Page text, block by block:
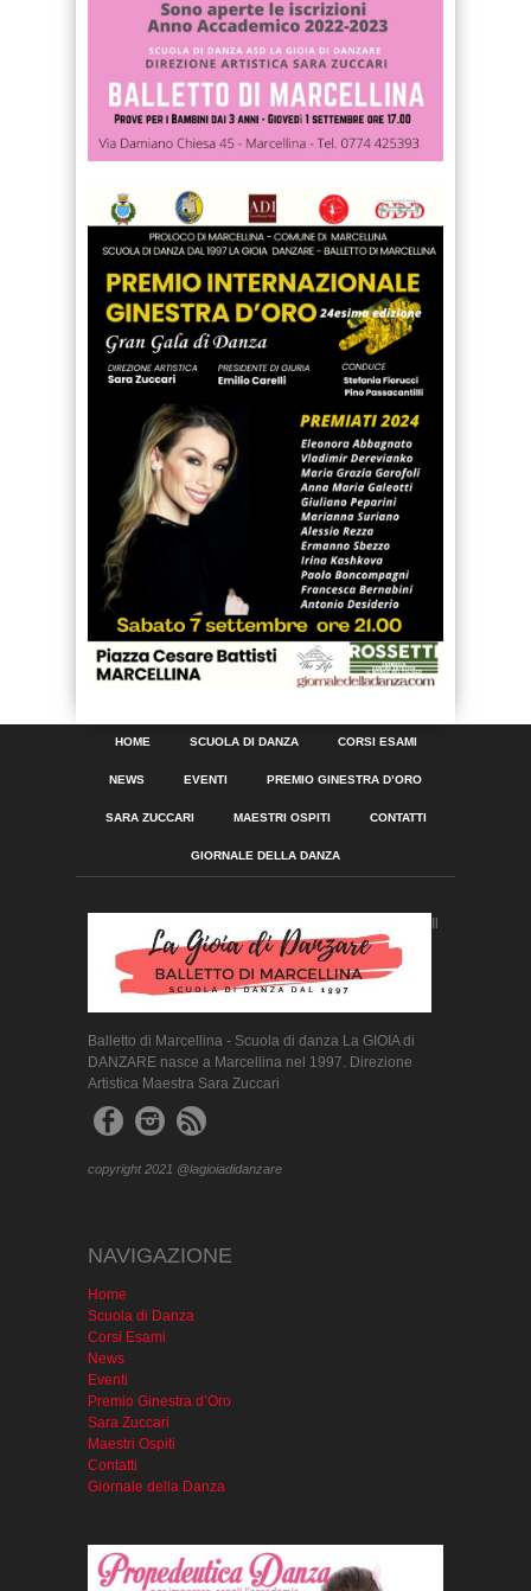
HOME SCUOLA DI DANZA CORSI ESAMI
NEWS EVENTI PREMIO GINESTRA D’ORO
SARA ZUCCARI MAESTRI OSPITI CONTATTI
GIORNALE DELLA DANZA
Il
Balletto di Marcellina - Scuola di danza La GIOIA di
DANZARE nasce a Marcellina nel 1997. Direzione
Artistica Maestra Sara Zuccari
copyright 2021 @lagioiadidanzare
NAVIGAZIONE
Home
Scuola di Danza
Corsi Esami
News
Eventi
Premio Ginestra d’Oro
Sara Zuccari
Maestri Ospiti
Contatti
Giornale della Danza